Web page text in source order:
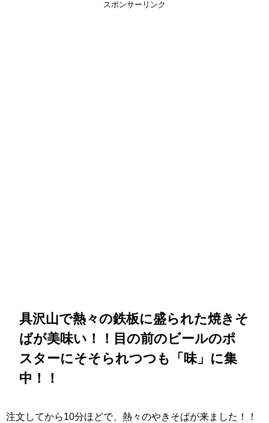
スポンサーリンク
具沢山で熱々の鉄板に盛られた焼きそ
ばが美味い！！目の前のビールのポ
スターにそそられつつも「味」に集
中！！
注文してから10分ほどで、熱々のやきそばが来ました！！